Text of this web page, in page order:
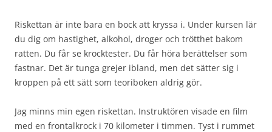
Riskettan är inte bara en bock att kryssa i. Under kursen lär
du dig om hastighet, alkohol, droger och trötthet bakom
ratten. Du får se krocktester. Du får höra berättelser som
fastnar. Det är tunga grejer ibland, men det sätter sig i
kroppen på ett sätt som teoriboken aldrig gör.
Jag minns min egen riskettan. Instruktören visade en film
med en frontalkrock i 70 kilometer i timmen. Tyst i rummet